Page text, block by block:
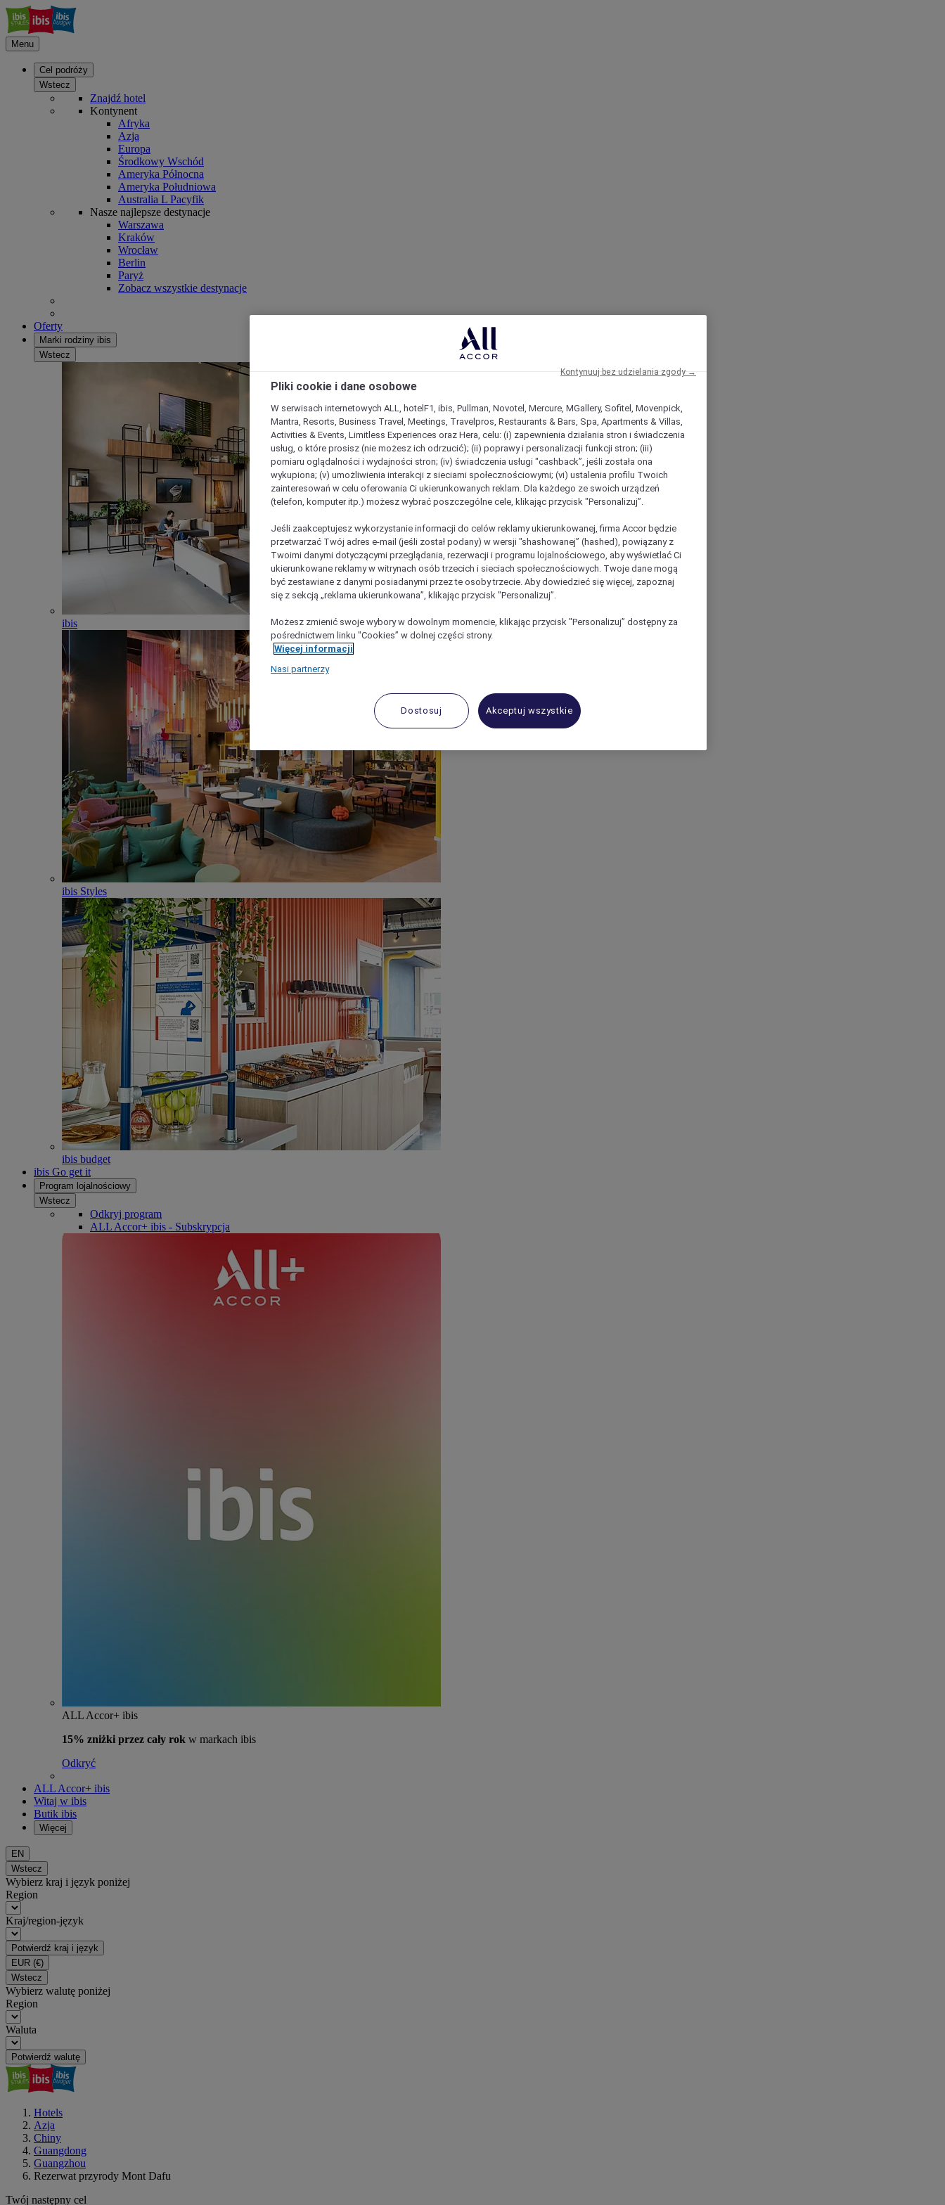
Menu
Cel podróży
Wstecz
Znajdź hotel
Kontynent
Afryka
Azja
Europa
Środkowy Wschód
Ameryka Północna
Ameryka Południowa
Australia L Pacyfik
Nasze najlepsze destynacje
Warszawa
Kraków
Wrocław
Berlin
Paryż
Zobacz wszystkie destynacje
Oferty
Marki rodziny ibis
Wstecz
ibis
ibis Styles
ibis budget
ibis Go get it
Program lojalnościowy
Wstecz
Odkryj program
ALL Accor+ ibis - Subskrypcja
ALL Accor+ ibis
15% zniżki przez cały rok w markach ibis
Odkryć
ALL Accor+ ibis
Witaj w ibis
Butik ibis
Więcej
EN
Wstecz
Wybierz kraj i język poniżej
Region
Kraj/region-język
Potwierdź kraj i język
EUR (€)
Wstecz
Wybierz walutę poniżej
Region
Waluta
Potwierdź walutę
Hotels
Azja
Chiny
Guangdong
Guangzhou
Rezerwat przyrody Mont Dafu
Twój następny cel
Pliki cookie i dane osobowe
W serwisach internetowych ALL, hotelF1, ibis, Pullman, Novotel, Mercure, MGallery, Sofitel, Movenpick,
Mantra, Resorts, Business Travel, Meetings, Travelpros, Restaurants & Bars, Spa, Apartments & Villas,
Activities & Events, Limitless Experiences oraz Hera, celu: (i) zapewnienia działania stron i świadczenia
usług, o które prosisz (nie możesz ich odrzucić); (ii) poprawy i personalizacji funkcji stron; (iii)
pomiaru oglądalności i wydajności stron; (iv) świadczenia usługi "cashback”, jeśli została ona
wykupiona; (v) umożliwienia interakcji z sieciami społecznościowymi; (vi) ustalenia profilu Twoich
zainteresowań w celu oferowania Ci ukierunkowanych reklam. Dla każdego ze swoich urządzeń
(telefon, komputer itp.) możesz wybrać poszczególne cele, klikając przycisk "Personalizuj”.
Jeśli zaakceptujesz wykorzystanie informacji do celów reklamy ukierunkowanej, firma Accor będzie
przetwarzać Twój adres e-mail (jeśli został podany) w wersji "shashowanej” (hashed), powiązany z
Twoimi danymi dotyczącymi przeglądania, rezerwacji i programu lojalnościowego, aby wyświetlać Ci
ukierunkowane reklamy w witrynach osób trzecich i sieciach społecznościowych. Twoje dane mogą
być zestawiane z danymi posiadanymi przez te osoby trzecie. Aby dowiedzieć się więcej, zapoznaj
się z sekcją „reklama ukierunkowana”, klikając przycisk "Personalizuj”.
Możesz zmienić swoje wybory w dowolnym momencie, klikając przycisk "Personalizuj” dostępny za
pośrednictwem linku "Cookies” w dolnej części strony.
Więcej informacji
Nasi partnerzy
Dostosuj Akceptuj wszystkie
Kontynuuj bez udzielania zgody →